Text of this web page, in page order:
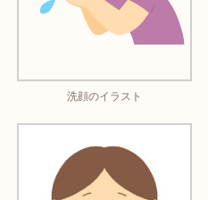
洗顔のイラスト